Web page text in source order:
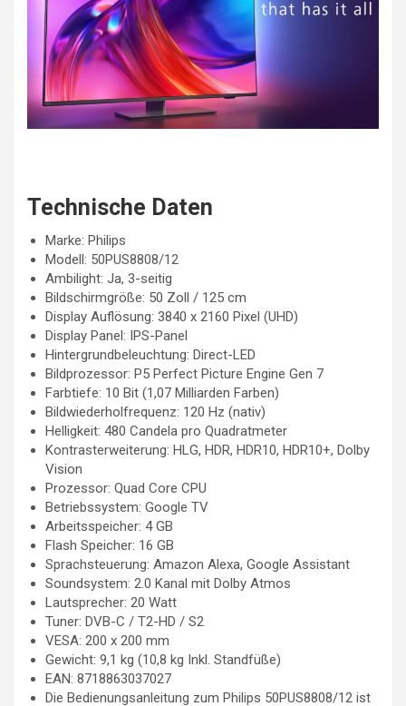
Technische Daten
Marke: Philips
Modell: 50PUS8808/12
Ambilight: Ja, 3-seitig
Bildschirmgröße: 50 Zoll / 125 cm
Display Auflösung: 3840 x 2160 Pixel (UHD)
Display Panel: IPS-Panel
Hintergrundbeleuchtung: Direct-LED
Bildprozessor: P5 Perfect Picture Engine Gen 7
Farbtiefe: 10 Bit (1,07 Milliarden Farben)
Bildwiederholfrequenz: 120 Hz (nativ)
Helligkeit: 480 Candela pro Quadratmeter
Kontrasterweiterung: HLG, HDR, HDR10, HDR10+, Dolby
Vision
Prozessor: Quad Core CPU
Betriebssystem: Google TV
Arbeitsspeicher: 4 GB
Flash Speicher: 16 GB
Sprachsteuerung: Amazon Alexa, Google Assistant
Soundsystem: 2.0 Kanal mit Dolby Atmos
Lautsprecher: 20 Watt
Tuner: DVB-C / T2-HD / S2
VESA: 200 x 200 mm
Gewicht: 9,1 kg (10,8 kg Inkl. Standfüße)
EAN: 8718863037027
Die Bedienungsanleitung zum Philips 50PUS8808/12 ist